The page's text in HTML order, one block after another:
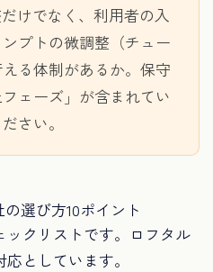
けでなく、利用者の入
プトの微調整（チュー
る体制があるか。保守
ェーズ」が含まれてい
さい。
選び方10ポイント
クリストです。ロフタル
としています。